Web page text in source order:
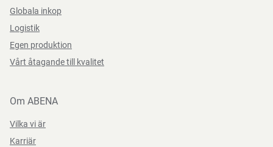
Globala inkop
Logistik
Egen produktion
Vårt åtagande till kvalitet
Om ABENA
Vilka vi är
Karriär